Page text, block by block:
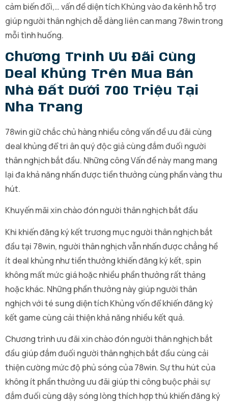
cảm biến đổi,… vấn đề diện tích Khủng vào đa kênh hỗ trợ
giúp người thân nghịch dễ dàng liên can mang 78win trong
mỗi tình huống.
Chương Trình Ưu Đãi Cùng
Deal Khủng Trên Mua Bán
Nhà Đất Dưới 700 Triệu Tại
Nha Trang
78win giữ chắc chủ hàng nhiều công vấn đề ưu đãi cùng
deal khủng để tri ân quý độc giả cùng đắm đuối người
thân nghịch bắt đầu. Những công Vấn đề này mang mang
lại đa khả năng nhấn được tiền thưởng cùng phần vàng thu
hút.
Khuyến mãi xin chào đón người thân nghịch bắt đầu
Khi khiến đăng ký kết trương mục người thân nghịch bắt
đầu tại 78win, người thân nghịch vẫn nhấn được chẳng hề
ít deal khủng như tiền thưởng khiến đăng ký kết, spin
không mất mức giá hoặc nhiều phần thưởng rất thảng
hoặc khác. Những phần thưởng này giúp người thân
nghịch với té sung diện tích Khủng vốn để khiến đăng ký
kết game cùng cải thiện khả năng nhiều kết quả.
Chương trình ưu đãi xin chào đón người thân nghịch bắt
đầu giúp đắm đuối người thân nghịch bắt đầu cùng cải
thiện cường mức độ phủ sóng của 78win. Sự thu hút của
không ít phần thưởng ưu đãi giúp thi công buộc phải sự
đắm đuối cùng dậy sóng lòng thích hợp thú khiến đăng ký